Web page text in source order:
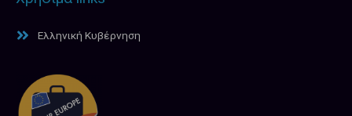
Ελληνική Κυβέρνηση